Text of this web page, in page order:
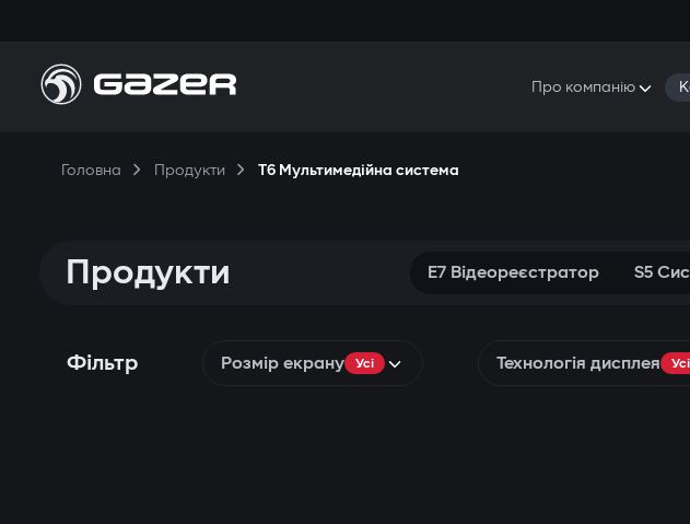
Про компанію
Контакти
Головна Продукти T6 Мультимедійна система
Продукти E7 Відеореєстратор S5
Фільтр Розмір екрану Усі Технологія дисплея Усі